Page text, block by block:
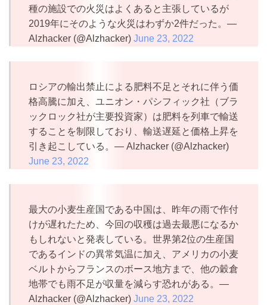
種の施設での火災はよくあると主張しているが
2019年にそのような火災はわずか2件だった。—
Alzhacker (@Alzhacker) June 23, 2022
ロシアの輸出禁止による肥料不足とそれに伴う価
格高騰に加え、ユニオン・パシフィック社（ブラ
ックロック社が主要投資家）は肥料を列車で輸送
することを制限しており、輸送遅延と価格上昇を
引き起こしている。— Alzhacker (@Alzhacker)
June 23, 2022
最大の小麦生産国である中国は、昨年の雨で作付
けが遅れたため、今回の収穫は過去最悪になるか
もしれないと発表している。世界第2位の生産国
であるインドの異常気温に加え、アメリカの小麦
ベルトからフランスのボース地方まで、他の穀倉
地帯でも雨不足が収量を減らす恐れがある。—
Alzhacker (@Alzhacker) June 23, 2022